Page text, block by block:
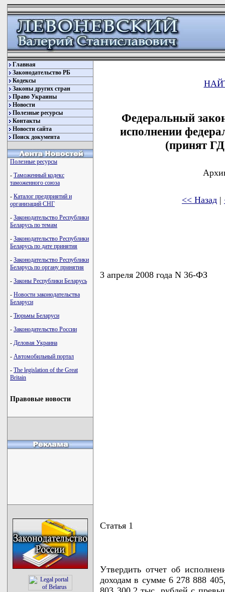
Главная
Законодательство РБ
Кодексы
Законы других стран
Право Украины
Новости
Полезные ресурсы
Контакты
Новости сайта
Поиск документа
Полезные ресурсы
- Таможенный кодекс
таможенного союза
- Каталог предприятий и
организаций СНГ
- Законодательство Республики
Беларусь по темам
- Законодательство Республики
Беларусь по дате принятия
- Законодательство Республики
Беларусь по органу принятия
- Законы Республики Беларусь
- Новости законодательства
Беларуси
- Тюрьмы Беларуси
- Законодательство России
- Деловая Украина
- Автомобильный портал
- The legislation of the Great
Britain
Правовые новости
Федеральный
исполнении
(принят
<< Назад |
3 апреля 2008 года N 36-ФЗ
Статья 1
Утвердить отчет об
доходам в сумме 6 278 888